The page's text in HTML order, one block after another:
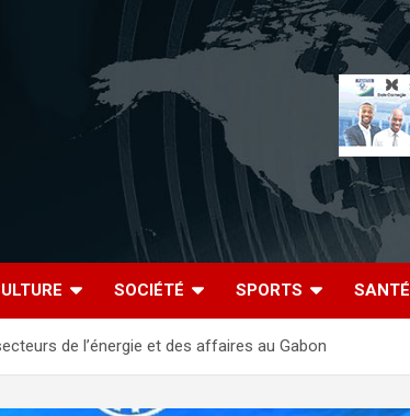
SOCIÉTÉ SPORTS SANTÉ
de l’énergie et des affaires au Gabon